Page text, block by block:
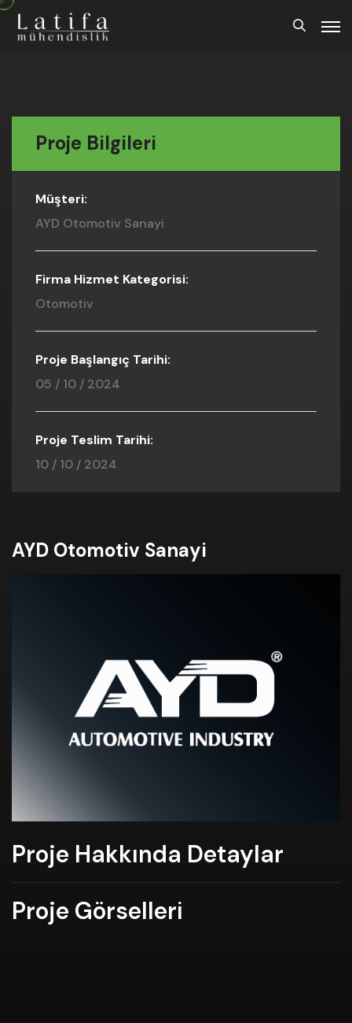
AYD Otomotiv Sanayi
Proje Hakkında Detaylar
Proje Görselleri
Proje Bilgileri
Müşteri:
AYD Otomotiv Sanayi
Firma Hizmet Kategorisi:
Otomotiv
Proje Başlangıç Tarihi:
05 / 10 / 2024
Proje Teslim Tarihi:
10 / 10 / 2024